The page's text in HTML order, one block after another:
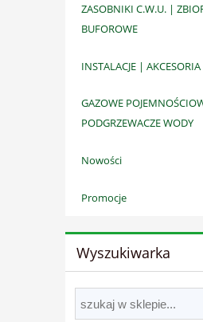
ZASOBNIKI C.W.U. |
BUFOROWE
INSTALACJE |
GAZOWE
PODGRZEWACZE WODY
Nowości
Promocje
Wyszukiwarka